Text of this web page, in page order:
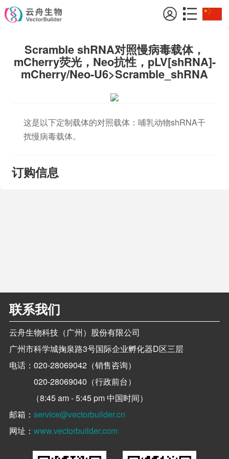
Scramble shRNA对照慢病毒载体，
mCherry荧光，Neo抗性，pLV[shRNA]-
mCherry/Neo-U6>Scramble_shRNA
这是以下定制载体的对照载体：哺乳动物shRNA干
扰慢病毒载体。
订购信息
联系我们
云舟生物科技（广州）股份有限公司
广州市科学城掬泉路3号国际企业孵化器D区三层
电话：020-28069042（销售咨询）
020-28069040（行政前台）
（8:45 am - 5:45 pm 中国时间）
邮箱：service@vectorbuilder.cn
网址：www.vectorbuilder.com